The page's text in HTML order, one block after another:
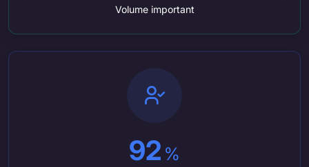
Volume important
92 %